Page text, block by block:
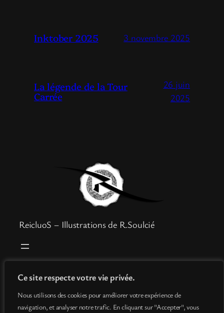
Ce site respecte votre vie privée.
Nous utilisons des cookies pour améliorer votre expérience de
navigation, et analyser notre trafic. En cliquant sur "Accepter", vous
Inktober 2025 3 novembre 2025
La légende de la Tour
Carrée
26 juin
2025
ReicluoS – Illustrations de R.Soulcié
Boutique
Info
Mentions légales
Conditions générales de vente